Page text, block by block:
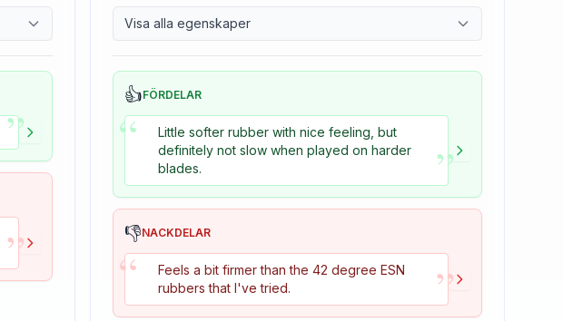
”
”
Visa alla egenskaper
👍FÖRDELAR
“
Little softer rubber with nice feeling, but
definitely not slow when played on harder
blades.
”
👎NACKDELAR
“
Feels a bit firmer than the 42 degree ESN
rubbers that I've tried.
”